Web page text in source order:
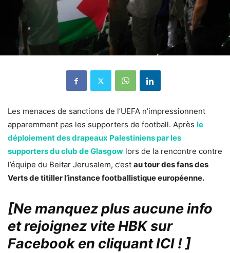
Les menaces de sanctions de l’UEFA n’impressionnent
apparemment pas les supporters de football. Après le
déploiement des drapeaux Palestiniens par les
supporters du club de Glasgow lors de la rencontre contre
l’équipe du Beitar Jerusalem, c’est au tour des fans des
Verts de titiller l’instance footballistique européenne.
[Ne manquez plus aucune info
et rejoignez vite HBK sur
Facebook en cliquant ICI !]